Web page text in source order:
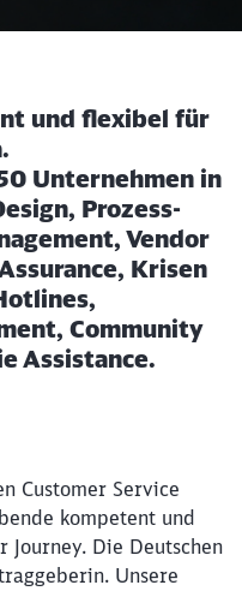
und flexibel für
Unternehmen in
Prozess-
Vendor
Krisen
Community
Assistance.
Customer Service
kompetent und
Die Deutschen
Unsere